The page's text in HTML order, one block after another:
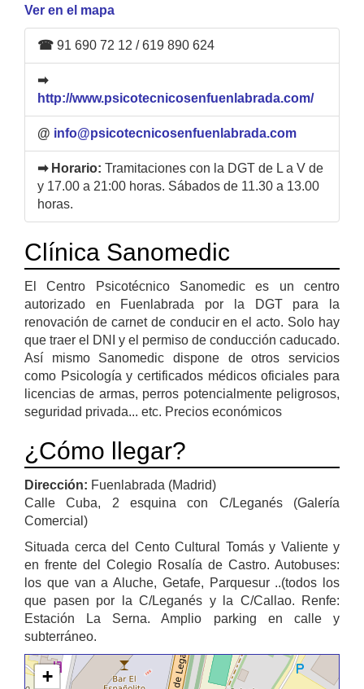
Ver en el mapa
☎ 91 690 72 12 / 619 890 624
➡
http://www.psicotecnicosenfuenlabrada.com/
@ info@psicotecnicosenfuenlabrada.com
➡ Horario: Tramitaciones con la DGT de L a V de
y 17.00 a 21:00 horas. Sábados de 11.30 a 13.00
horas.
Clínica Sanomedic
El Centro Psicotécnico Sanomedic es un centro
autorizado en Fuenlabrada por la DGT para la
renovación de carnet de conducir en el acto. Solo hay
que traer el DNI y el permiso de conducción caducado.
Así mismo Sanomedic dispone de otros servicios
como Psicología y certificados médicos oficiales para
licencias de armas, perros potencialmente peligrosos,
seguridad privada... etc. Precios económicos
¿Cómo llegar?
Dirección: Fuenlabrada (Madrid)
Calle Cuba, 2 esquina con C/Leganés (Galería
Comercial)
Situada cerca del Cento Cultural Tomás y Valiente y
en frente del Colegio Rosalía de Castro. Autobuses:
los que van a Aluche, Getafe, Parquesur ..(todos los
que pasen por la C/Leganés y la C/Callao. Renfe:
Estación La Serna. Amplio parking en calle y
subterráneo.
+